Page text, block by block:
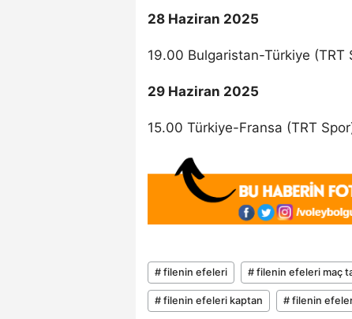
28 Haziran 2025
19.00 Bulgaristan-Türkiye (TRT
29 Haziran 2025
15.00 Türkiye-Fransa (TRT
# filenin efeleri # filenin efeleri maç
# filenin efeleri kaptan # filenin efeleri